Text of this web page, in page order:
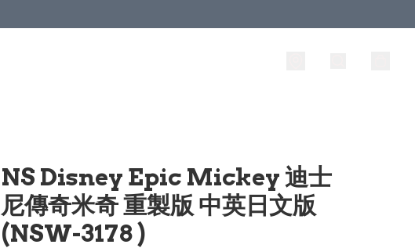
NS Disney Epic Mickey 迪士
尼傳奇米奇 重製版 中英日文版
(NSW-3178 )